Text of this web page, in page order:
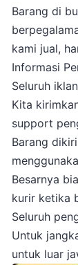
Barang di
kami jual,
Informasi
Seluruh
Kita
support
Barang
Besarnya
kurir ketika
Seluruh
Untuk
untuk luar